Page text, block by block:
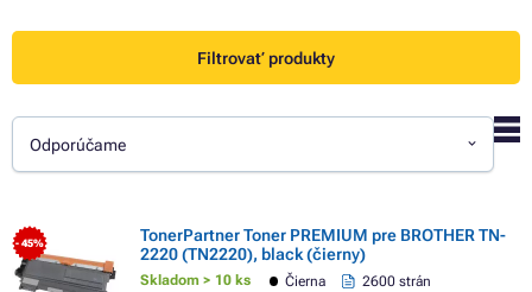
Filtrovať produkty
Odporúčame
- 45%
TonerPartner Toner PREMIUM pre BROTHER TN-
2220 (TN2220), black (čierny)
Skladom > 10 ks Čierna
2600 strán